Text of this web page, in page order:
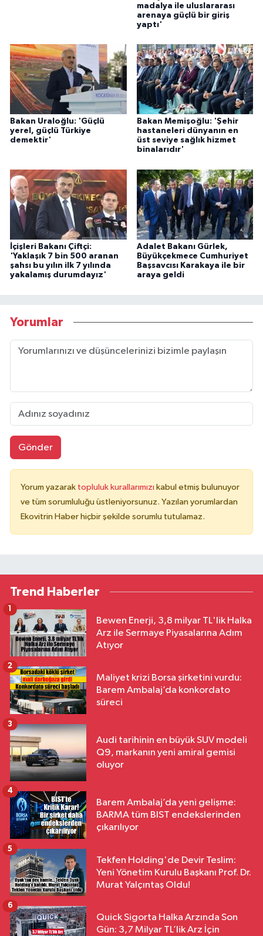
madalya ile uluslararası
arenaya güçlü bir giriş
yaptı'
Bakan Uraloğlu: 'Güçlü
yerel, güçlü Türkiye
demektir'
Bakan Memişoğlu: 'Şehir
hastaneleri dünyanın en
üst seviye sağlık hizmet
binalarıdır'
İçişleri Bakanı Çiftçi:
'Yaklaşık 7 bin 500 aranan
şahsı bu yılın ilk 7 yılında
yakalamış durumdayız'
Adalet Bakanı Gürlek,
Büyükçekmece Cumhuriyet
Başsavcısı Karakaya ile bir
araya geldi
Yorumlar
Gönder
Yorum yazarak topluluk kurallarımızı kabul etmiş bulunuyor
ve tüm sorumluluğu üstleniyorsunuz. Yazılan yorumlardan
Ekovitrin Haber hiçbir şekilde sorumlu tutulamaz.
Trend Haberler
Bewen Enerji, 3,8 milyar TL'lik Halka
Arz ile Sermaye Piyasalarına Adım
Atıyor
1
Maliyet krizi Borsa şirketini vurdu:
Barem Ambalaj’da konkordato
süreci
2
Audi tarihinin en büyük SUV modeli
Q9, markanın yeni amiral gemisi
oluyor
3
Barem Ambalaj’da yeni gelişme:
BARMA tüm BIST endekslerinden
çıkarılıyor
4
Tekfen Holding'de Devir Teslim:
Yeni Yönetim Kurulu Başkanı Prof. Dr.
Murat Yalçıntaş Oldu!
5
Quick Sigorta Halka Arzında Son
Gün: 3,7 Milyar TL’lik Arz İçin
6